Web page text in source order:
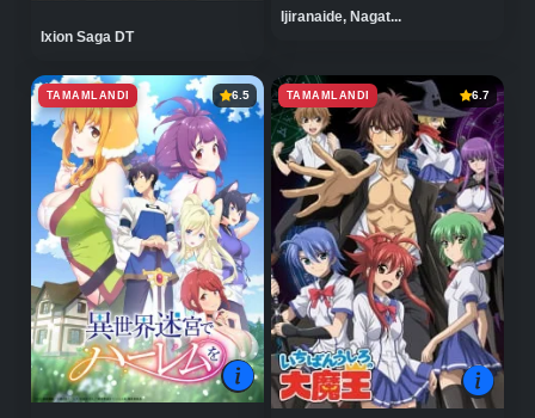
Ixion Saga DT
Ijiranaide, Nagat...
TAMAMLANDI 6.5 TAMAMLANDI 6.7